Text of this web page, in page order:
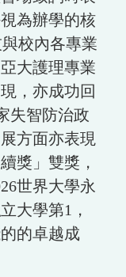
為辦學的核
校內各專業
大護理專業
，亦成功回
失智防治政
方面亦表現
獎」雙獎，
世界大學永
大學第1，
的卓越成